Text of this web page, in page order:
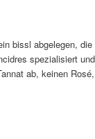
bissl abgelegen,
spezialisiert
ab, keinen